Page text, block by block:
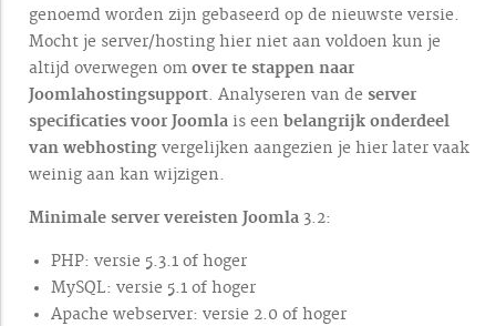
genoemd worden zijn gebaseerd op de nieuwste versie.
Mocht je server/hosting hier niet aan voldoen kun je
altijd overwegen om over te stappen naar
Joomlahostingsupport. Analyseren van de server
specificaties voor Joomla is een belangrijk onderdeel
van webhosting vergelijken aangezien je hier later vaak
weinig aan kan wijzigen.
Minimale server vereisten Joomla 3.2:
PHP: versie 5.3.1 of hoger
MySQL: versie 5.1 of hoger
Apache webserver: versie 2.0 of hoger